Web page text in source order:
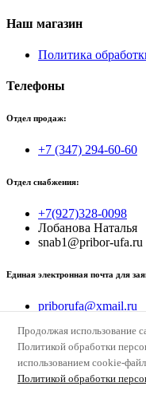
Продолжая использование
Политикой обработки
использованием cookie-
Политикой обработки
Наш магазин
Политика
Телефоны
Отдел продаж:
+7 (347) 294-60-60
Отдел снабжения:
+7(927)328-0098
Лобанова Наталья
snab1@pribor-ufa.ru
Единая электронная почта для
priborufa@xmail.ru
© priborufa